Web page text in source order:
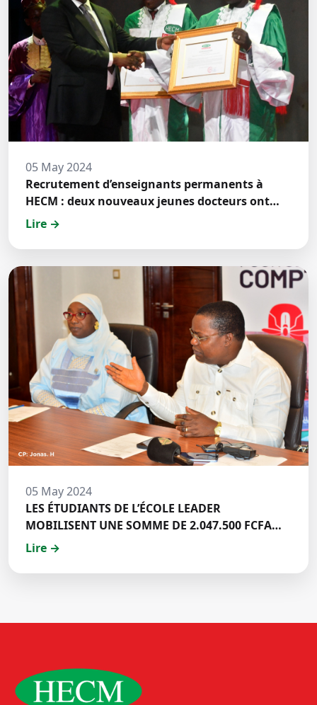
05 May 2024
Recrutement d’enseignants permanents à
HECM : deux nouveaux jeunes docteurs ont
prêté́ serment
Lire →
05 May 2024
LES ÉTUDIANTS DE L’ÉCOLE LEADER
MOBILISENT UNE SOMME DE 2.047.500 FCFA
POUR LE FONDS ZÉRO PALU:DISCOURS DE M.
DE HECM
Lire →